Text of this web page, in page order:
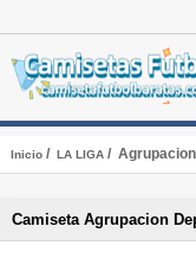
Inicio/ LA LIGA/
Camiseta Agrupacion